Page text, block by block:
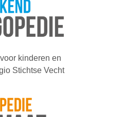
kinderen en
Stichtse Vecht